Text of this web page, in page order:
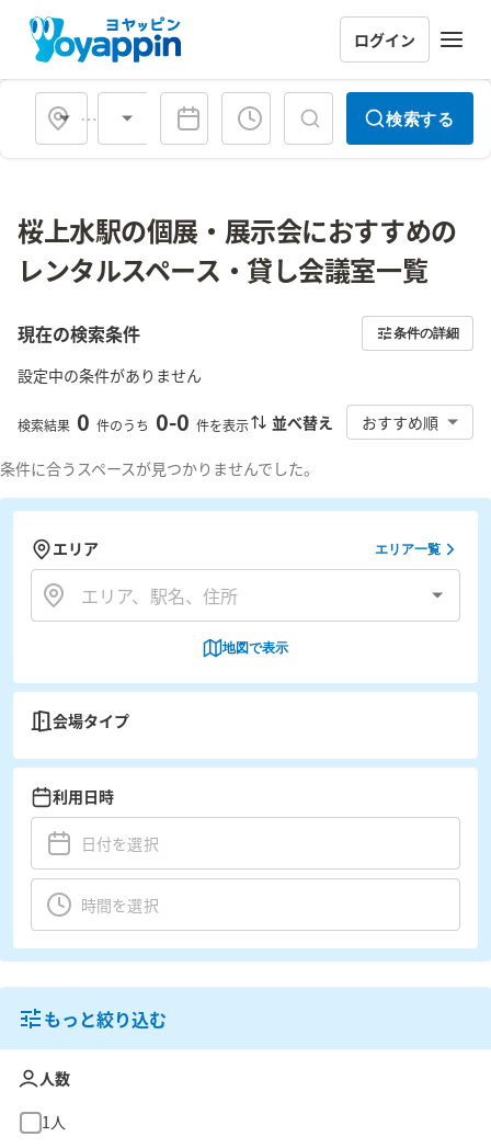
ログイン
会場タイプ 検索する
桜上水駅の個展・展示会におすすめの
レンタルスペース・貸し会議室一覧
現在の検索条件 条件の詳細
設定中の条件がありません
検索結果 0 件のうち 0-0 件を表示 並べ替え おすすめ順
条件に合うスペースが見つかりませんでした。
エリア エリア一覧
地図で表示
会場タイプ
利用日時
もっと絞り込む
人数
1人